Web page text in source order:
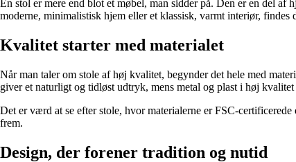
En stol er mere end blot et møbel, man sidder på. Den er en del
moderne, minimalistisk hjem eller et klassisk, varmt interiør,
Kvalitet starter med materialet
Når man taler om stole af høj kvalitet, begynder det hele med
giver et naturligt og tidløst udtryk, mens metal og plast i høj
Det er værd at se efter stole, hvor materialerne er FSC-
frem.
Design, der forener tradition og nutid